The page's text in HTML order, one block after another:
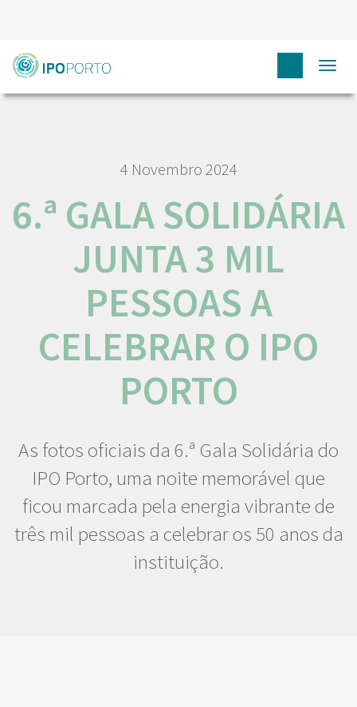
HOME NÓS IPO
6.ª
GALA SOLIDÁRIA JUNTA 3 MIL PESSOAS A CELEBRAR O IPO PORTO
4 Novembro 2024
6.ª GALA SOLIDÁRIA
JUNTA 3 MIL
PESSOAS A
CELEBRAR O IPO
PORTO
As fotos oficiais da 6.ª Gala Solidária do
IPO Porto, uma noite memorável que
ficou marcada pela energia vibrante de
três mil pessoas a celebrar os 50 anos da
instituição.